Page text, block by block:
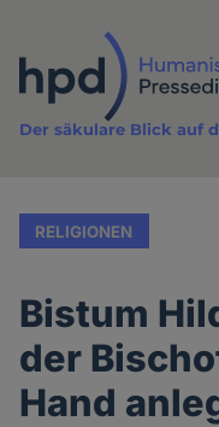
Inhalt
Der säkulare Blick auf
RELIGIONEN
Bistum
der
Hand